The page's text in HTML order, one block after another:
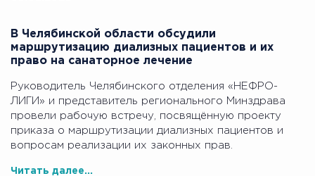
В Челябинской области обсудили
маршрутизацию диализных пациентов и их
право на санаторное лечение
Руководитель Челябинского отделения «НЕФРО-
ЛИГИ» и представитель регионального Минздрава
провели рабочую встречу, посвящённую проекту
приказа о маршрутизации диализных пациентов и
вопросам реализации их законных прав.
Читать далее...